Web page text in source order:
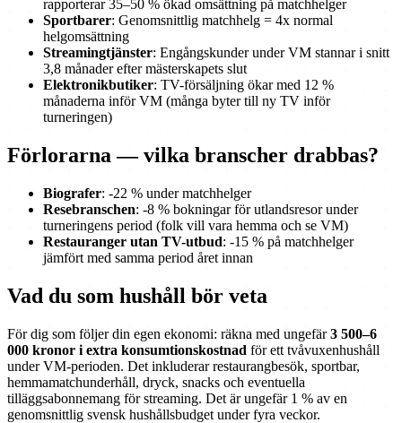
rapporterar 35–50 % ökad omsättning på matchhelger
Sportbarer: Genomsnittlig matchhelg = 4x normal
helgomsättning
Streamingtjänster: Engångskunder under VM stannar i snitt
3,8 månader efter mästerskapets slut
Elektronikbutiker: TV-försäljning ökar med 12 %
månaderna inför VM (många byter till ny TV inför
turneringen)
Förlorarna — vilka branscher drabbas?
Biografer: -22 % under matchhelger
Resebranschen: -8 % bokningar för utlandsresor under
turneringens period (folk vill vara hemma och se VM)
Restauranger utan TV-utbud: -15 % på matchhelger
jämfört med samma period året innan
Vad du som hushåll bör veta
För dig som följer din egen ekonomi: räkna med ungefär3 500–6
000 kronor i extra konsumtionskostnad för ett tvåvuxenhushåll
under VM-perioden. Det inkluderar restaurangbesök, sportbar,
hemmamatchunderhåll, dryck, snacks och eventuella
tilläggsabonnemang för streaming. Det är ungefär 1 % av en
genomsnittlig svensk hushållsbudget under fyra veckor.